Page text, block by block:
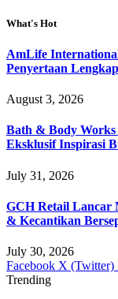
What's Hot
AmLife
Penyertaan
August 3, 2026
Bath & Body
Eksklusif Inspirasi
July 31, 2026
GCH Retail Lancar
& Kecantikan
July 30, 2026
Facebook X (Twitter)
Trending